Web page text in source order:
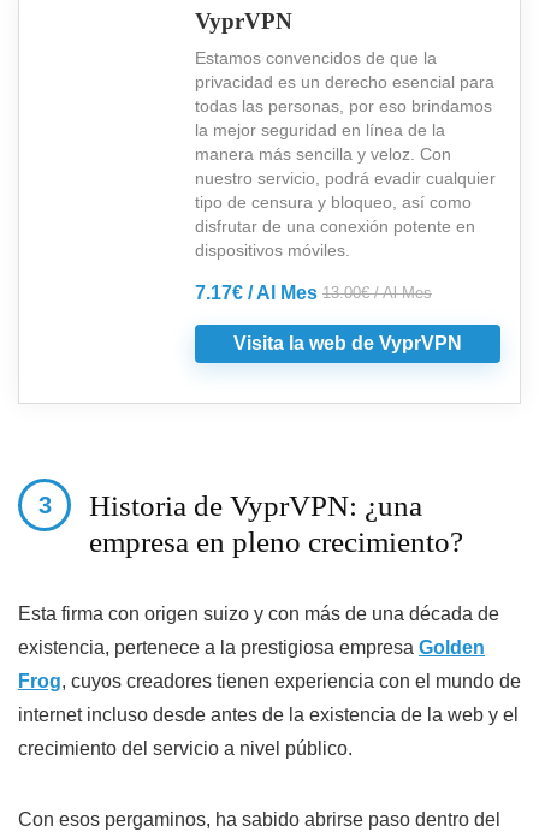
VyprVPN
Estamos convencidos de que la
privacidad es un derecho esencial para
todas las personas, por eso brindamos
la mejor seguridad en línea de la
manera más sencilla y veloz. Con
nuestro servicio, podrá evadir cualquier
tipo de censura y bloqueo, así como
disfrutar de una conexión potente en
dispositivos móviles.
7.17€ / Al Mes 13.00€ / Al Mes
Visita la web de VyprVPN
Historia de VyprVPN: ¿una
empresa en pleno crecimiento?
Esta firma con origen suizo y con más de una década de
existencia, pertenece a la prestigiosa empresa Golden
Frog, cuyos creadores tienen experiencia con el mundo de
internet incluso desde antes de la existencia de la web y el
crecimiento del servicio a nivel público.
Con esos pergaminos, ha sabido abrirse paso dentro del